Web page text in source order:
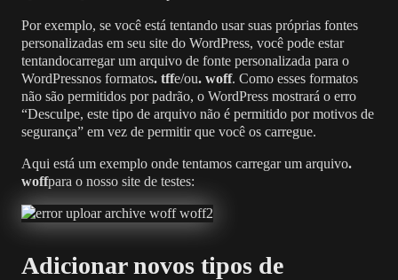
Por exemplo, se você está tentando usar suas próprias fontes
personalizadas em seu site do WordPress, você pode estar
tentandocarregar um arquivo de fonte personalizada para o
WordPressnos formatos. tffe/ou. woff. Como esses formatos
não são permitidos por padrão, o WordPress mostrará o erro
“Desculpe, este tipo de arquivo não é permitido por motivos de
segurança” em vez de permitir que você os carregue.
Aqui está um exemplo onde tentamos carregar um arquivo.
woffpara o nosso site de testes:
Adicionar novos tipos de